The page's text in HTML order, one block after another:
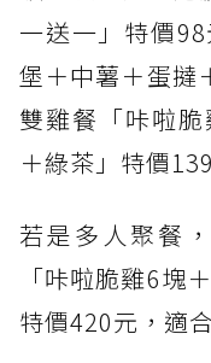
一送一」特價
堡＋中薯＋蛋撻
雙雞餐「咔啦
＋綠茶」特價
若是多人聚餐
「咔啦脆雞6塊
特價420元，適